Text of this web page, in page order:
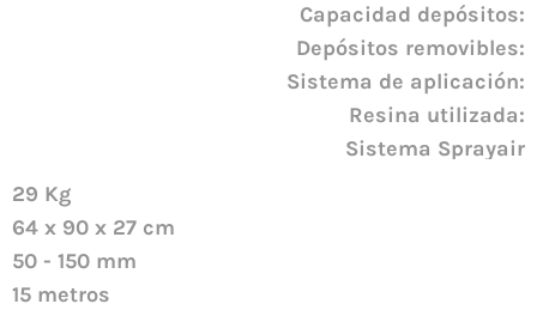
Capacidad depósitos:
Depósitos removibles:
Sistema de aplicación:
Resina utilizada:
Sistema Sprayair
29 Kg
64 x 90 x 27 cm
50 - 150 mm
15 metros